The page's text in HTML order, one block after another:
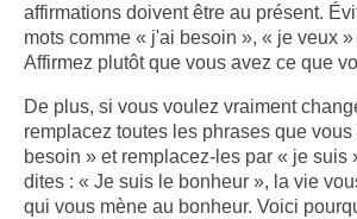
affirmations doivent être au présent.
mots comme « j'ai besoin », « je veux
Affirmez plutôt que vous avez ce que
De plus, si vous voulez vraiment
remplacez toutes les phrases que
besoin » et remplacez-les par « je suis
dites : « Je suis le bonheur », la vie
qui vous mène au bonheur. Voici